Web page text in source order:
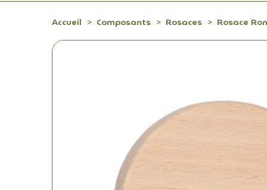
Accueil Composants Rosaces Rosace